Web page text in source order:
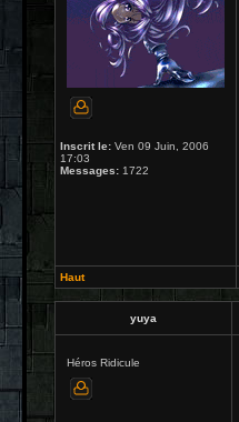
Inscrit le: Ven 09 Juin, 2006
17:03
Messages: 1722
Haut
yuya
Héros Ridicule